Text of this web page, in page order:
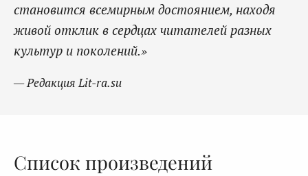
становится всемирным достоянием, находя
живой отклик в сердцах читателей разных
культур и поколений.»
— Редакция Lit-ra.su
Список произведений